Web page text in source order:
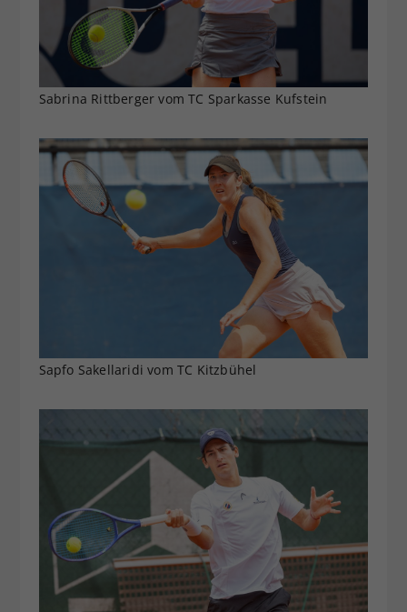
Sabrina Rittberger vom TC Sparkasse Kufstein
Sapfo Sakellaridi vom TC Kitzbühel